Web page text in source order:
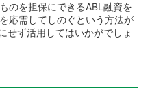
のを担保にできるABL融資を
応需してしのぐという方法が
せず活用してはいかがでしょ